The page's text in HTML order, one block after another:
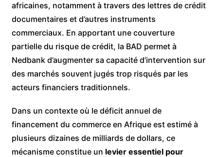
africaines, notamment à travers des lettres de crédit
documentaires et d’autres instruments
commerciaux. En apportant une couverture
partielle du risque de crédit, la BAD permet à
Nedbank d’augmenter sa capacité d’intervention sur
des marchés souvent jugés trop risqués par les
acteurs financiers traditionnels.
Dans un contexte où le déficit annuel de
financement du commerce en Afrique est estimé à
plusieurs dizaines de milliards de dollars, ce
mécanisme constitue un levier essentiel pour